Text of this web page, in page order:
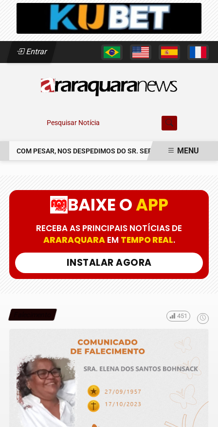
Entrar
Pesquisar Notícia
COM PESAR, NOS DESPEDIMOS DO SR. SERGIO CLAUDINEI SOLER
MENU
BAIXE OAPP
RECEBA AS PRINCIPAIS NOTÍCIAS DE
ARARAQUARAEM TEMPO REAL.
INSTALAR AGORA
451